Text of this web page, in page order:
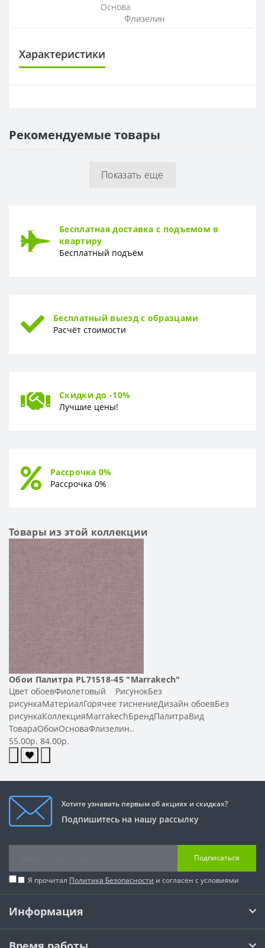
Основа
Флизелин
Характеристики
РАППОРТ
Тип Горячее тиснение
Рекомендуемые товары
Показать еще
Бесплатная доставка с подъемом в
квартиру
Бесплатный подъём
Бесплатный выезд с образцами
Расчёт стоимости
Скидки до -10%
Лучшие цены!
Рассрочка 0%
Рассрочка 0%
Товары из этой коллекции
Обои Палитра PL71518-45 "Marrakech"
Цвет обоевФиолетовый РисунокБез
рисункаМатериалГорячее тиснениеДизайн обоевБез
рисункаКоллекцияMarrakechБрендПалитраВид
ТовараОбоиОсноваФлизелин..
55.00р. 84.00р.
Хотите узнавать первым об акциях и скидках?
Подпишитесь на нашу рассылку
Подписаться
Я прочитал Политика Безопасности и согласен с условиями
Информация